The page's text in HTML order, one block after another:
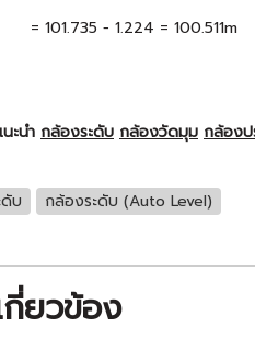
− 1.224 = 100.511m
ะนำ กล้องระดับ กล้องวัดมุม กล้องป
บ กล้องระดับ (Auto Level)
กี่ยวข้อง